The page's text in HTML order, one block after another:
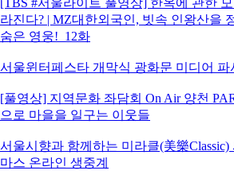
[TBS #서울라이트 풀영상] 한옥에 관한
라진다? | MZ대한외국인, 빗속 인왕산을
숨은 영웅!_12화
서울윈터페스타 개막식 광화문 미디어 파
[풀영상] 지역문화 좌담회 On Air 양천
으로 마을을 일구는 이웃들
서울시향과 함께하는 미라클(美樂
마스 온라인 생중계